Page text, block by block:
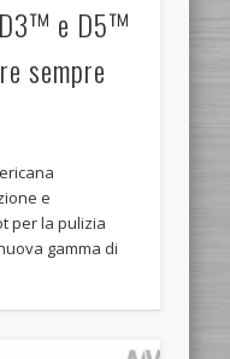
e D5™
sempre
e
per la pulizia
gamma di